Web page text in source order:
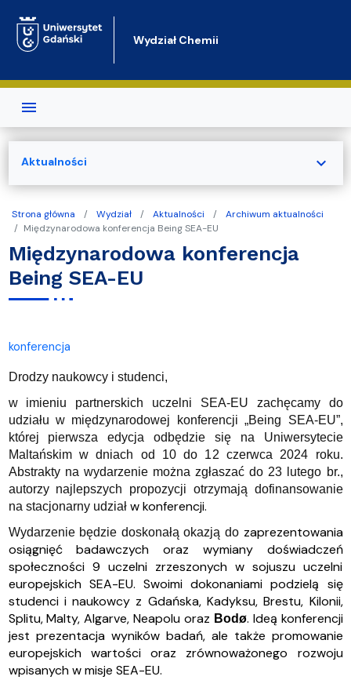
Wydział Chemii
Strona główna Wydział Aktualności
Archiwum aktualności
Międzynarodowa konferencja Being SEA-EU
Międzynarodowa konferencja
Being SEA-EU
konferencja
Drodzy naukowcy i studenci,
w imieniu partnerskich uczelni SEA-EU zachęcamy do
udziału w międzynarodowej konferencji „Being SEA-EU”,
której pierwsza edycja odbędzie się na Uniwersytecie
Maltańskim w dniach od 10 do 12 czerwca 2024 roku.
Abstrakty na wydarzenie można zgłaszać do 23 lutego br.,
autorzy najlepszych propozycji otrzymają dofinansowanie
na stacjonarny udział w konferencji.
Wydarzenie będzie doskonałą okazją do zaprezentowania
osiągnięć badawczych oraz wymiany doświadczeń
społeczności 9 uczelni zrzeszonych w sojuszu uczelni
europejskich SEA-EU. Swoimi dokonaniami podzielą się
studenci i naukowcy z Gdańska, Kadyksu, Brestu, Kilonii,
Splitu, Malty, Algarve, Neapolu oraz Bodø. Ideą konferencji
jest prezentacja wyników badań, ale także promowanie
europejskich wartości oraz zrównoważonego rozwoju
wpisanych w misje SEA-EU.
Aktualności expand_more